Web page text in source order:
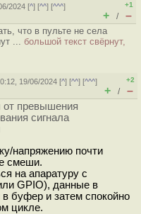
2024 [^] [^^] [^^^]
+1
+ / –
что в пульте не села
... большой текст свёрнут,
19/06/2024 [^] [^^] [^^^]
+2
+ / –
от превышения
сигнала
напряжению почти
смеши.
на апаратуру с
GPIO), данные в
буфер и затем спокойно
цикле.